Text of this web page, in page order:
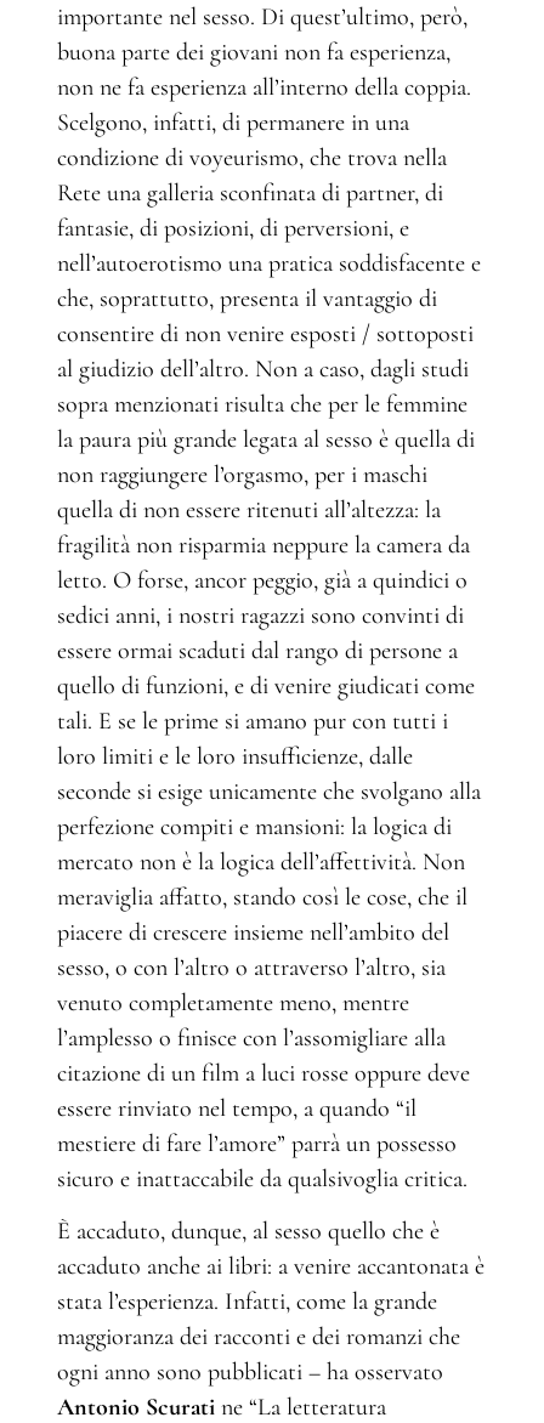
importante nel sesso. Di quest’ultimo, però,
buona parte dei giovani non fa esperienza,
non ne fa esperienza all’interno della coppia.
Scelgono, infatti, di permanere in una
condizione di voyeurismo, che trova nella
Rete una galleria sconfinata di partner, di
fantasie, di posizioni, di perversioni, e
nell’autoerotismo una pratica soddisfacente e
che, soprattutto, presenta il vantaggio di
consentire di non venire esposti / sottoposti
al giudizio dell’altro. Non a caso, dagli studi
sopra menzionati risulta che per le femmine
la paura più grande legata al sesso è quella di
non raggiungere l’orgasmo, per i maschi
quella di non essere ritenuti all’altezza: la
fragilità non risparmia neppure la camera da
letto. O forse, ancor peggio, già a quindici o
sedici anni, i nostri ragazzi sono convinti di
essere ormai scaduti dal rango di persone a
quello di funzioni, e di venire giudicati come
tali. E se le prime si amano pur con tutti i
loro limiti e le loro insufficienze, dalle
seconde si esige unicamente che svolgano alla
perfezione compiti e mansioni: la logica di
mercato non è la logica dell’affettività. Non
meraviglia affatto, stando così le cose, che il
piacere di crescere insieme nell’ambito del
sesso, o con l’altro o attraverso l’altro, sia
venuto completamente meno, mentre
l’amplesso o finisce con l’assomigliare alla
citazione di un film a luci rosse oppure deve
essere rinviato nel tempo, a quando “il
mestiere di fare l’amore” parrà un possesso
sicuro e inattaccabile da qualsivoglia critica.
È accaduto, dunque, al sesso quello che è
accaduto anche ai libri: a venire accantonata è
stata l’esperienza. Infatti, come la grande
maggioranza dei racconti e dei romanzi che
ogni anno sono pubblicati – ha osservato
Antonio Scurati ne “La letteratura